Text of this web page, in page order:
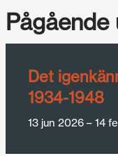
Det
1934-1948
13 jun 2026– 14